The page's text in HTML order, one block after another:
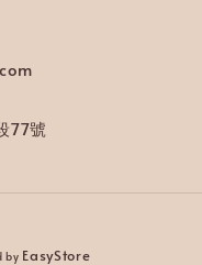
77號
by EasyStore